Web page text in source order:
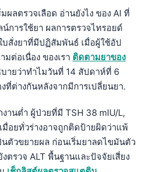
ลตรวจเลือด อ่านยังไง ของ AI ที่
การใช้ยา ผลการตรวจไทรอยด์
บสั่งยาที่มีปฏิสัมพันธ์ เมื่อผู้ใช้อัป
ต่อเนื่อง ของเรา ติดตามยาของ
ายว่าทำไมวันที่ 14 สัปดาห์ที่ 6
งที่ต่างกันหลังจากมีการเปลี่ยนยา.
านต่ำ ผู้ป่วยที่มี TSH 38 mIU/L,
มื่อยทั่วร่างอาจถูกติดป้ายผิดว่าแพ้
ตัวขยายผล ก่อนเริ่มยาลดไขมันตัว
ตรวจ ALT พื้นฐานและปัจจัยเสี่ยง